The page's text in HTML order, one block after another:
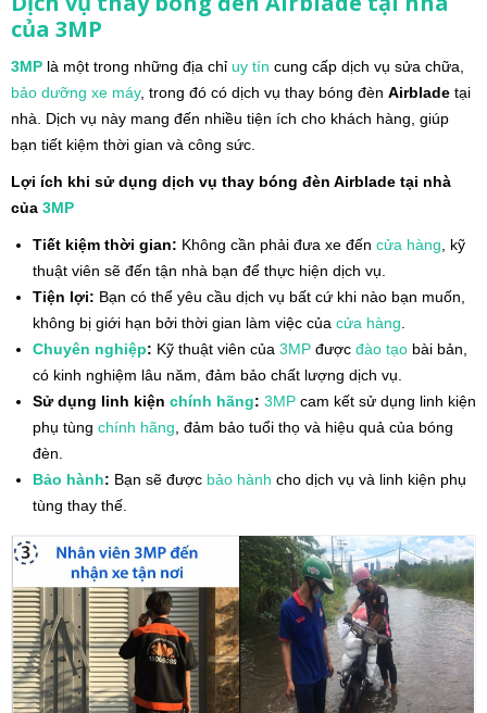
của 3MP
3MP là một trong những địa chỉ uy tín cung cấp dịch vụ sửa chữa,
bảo dưỡng xe máy, trong đó có dịch vụ thay bóng đèn Airblade tại
nhà. Dịch vụ này mang đến nhiều tiện ích cho khách hàng, giúp
bạn tiết kiệm thời gian và công sức.
Lợi ích khi sử dụng dịch vụ thay bóng đèn Airblade tại nhà
của 3MP
Tiết kiệm thời gian: Không cần phải đưa xe đến cửa hàng , kỹ
thuật viên sẽ đến tận nhà bạn để thực hiện dịch vụ.
Tiện lợi: Bạn có thể yêu cầu dịch vụ bất cứ khi nào bạn muốn,
không bị giới hạn bởi thời gian làm việc của cửa hàng
Chuyên nghiệp: Kỹ thuật viên của 3MP được đào tạo bài bản,
có kinh nghiệm lâu năm, đảm bảo chất lượng dịch vụ.
Sử dụng linh kiện chính hãng: 3MP cam kết sử dụng linh kiện
phụ tùng chính hãng , đảm bảo tuổi thọ và hiệu quả của bóng
đèn.
Bảo hành: Bạn sẽ được bảo hành cho dịch vụ và linh kiện phụ
tùng thay thế.